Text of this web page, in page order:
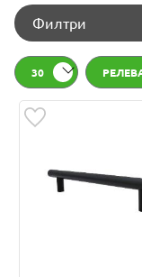
Филтри
30